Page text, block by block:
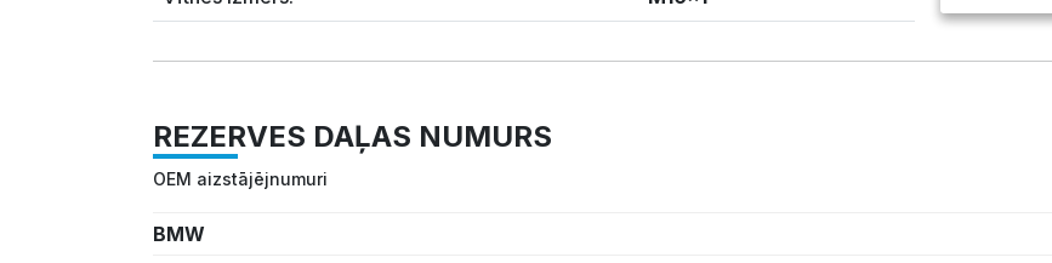
REZERVES DAĻAS NUMURS
OEM aizstājējnumuri
BMW